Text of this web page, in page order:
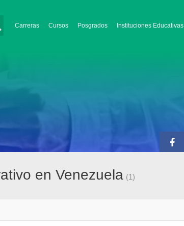
Carreras Cursos Posgrados Instituciones Educativas
en Venezuela (1)